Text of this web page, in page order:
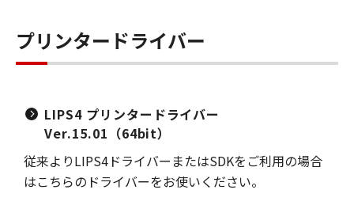
プリンタードライバー
LIPS4 プリンタードライバー
Ver.15.01（64bit）
従来よりLIPS4ドライバーまたはSDKをご利用の場合
はこちらのドライバーをお使いください。